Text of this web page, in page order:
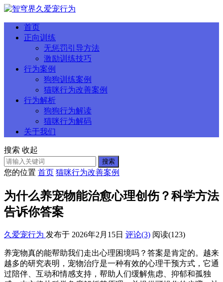
首页
正向训练
无惩罚引导方法
激励训练技巧
行为案例
狗狗训练案例
猫咪行为改善案例
行为解析
狗狗行为解读
猫咪行为解码
关于我们
搜索 收起
搜索
您的位置 首页 猫咪行为改善案例
为什么养宠物能治愈心理创伤？科学方法
告诉你答案
久爱宠行为 发布于 2026年2月15日 评论(3) 阅读(123)
养宠物真的能帮助我们走出心理困境吗？答案是肯定的。越来
越多的研究表明，宠物治疗是一种有效的心理干预方式，它通
过陪伴、互动和情感支持，帮助人们缓解焦虑、抑郁和孤独